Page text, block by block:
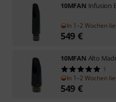
10MFAN Infusion
In 1–2 Wochen
549 €
10MFAN Alto
1
In 1–2 Wochen
549 €